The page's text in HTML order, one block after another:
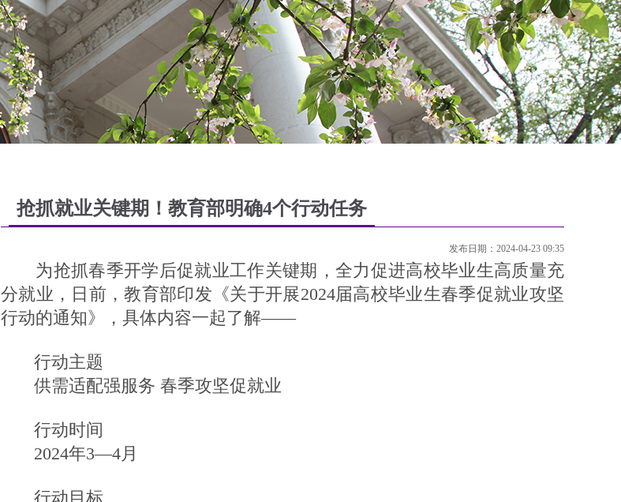
抢抓就业关键期！教育部明确4个行动任务
发布日期：2024-04-23 09:35
为抢抓春季开学后促就业工作关键期，全力促进高校毕业生高质量充
分就业，日前，教育部印发《关于开展2024届高校毕业生春季促就业攻坚
行动的通知》，具体内容一起了解——
行动主题
供需适配强服务 春季攻坚促就业
行动时间
2024年3—4月
行动目标